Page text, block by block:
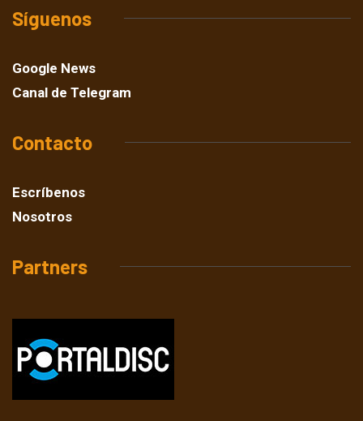
Síguenos
Google News
Canal de Telegram
Contacto
Escríbenos
Nosotros
Partners